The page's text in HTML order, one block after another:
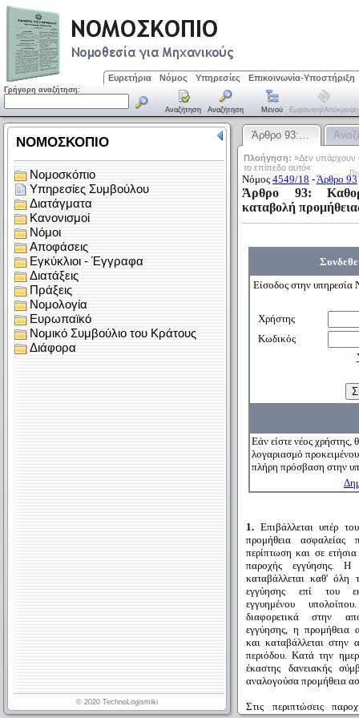
Ευρετήρια Νόμος Υπηρεσίες Επικοινωνία-Υποστήριξη
Γρήγορη αναζήτηση:
Αναζήτηση Αναζήτηση Μενού Εμφάνιση/απόκρυψη
Άρθρο 93:…